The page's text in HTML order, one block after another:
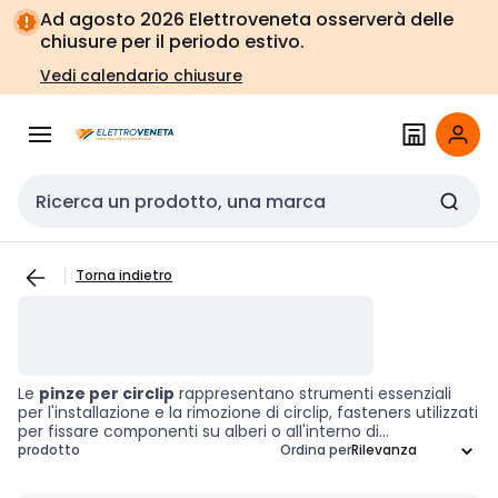
Vai alla
navigazione
Vai
alla
pagina
Ad agosto 2026 Elettroveneta osserverà delle
chiusure per il periodo estivo.
Vedi calendario chiusure
Cerca input
Torna indietro
Le pinze per circlip rappresentano strumenti essenziali
per l'installazione e la rimozione di circlip, fasteners utilizzati
per fissare componenti su alberi o all'interno di
alloggiamenti. Grazie alla loro progettazione specifica,
prodotto Ordina per